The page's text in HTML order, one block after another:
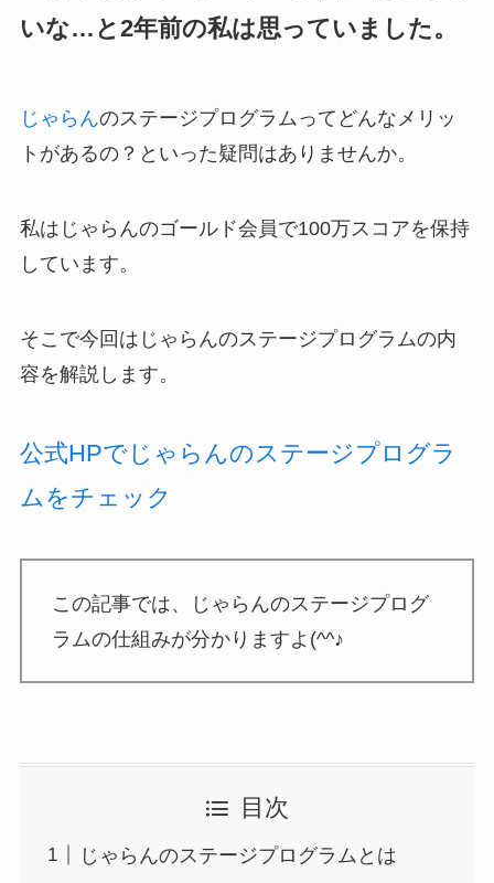
いな…と2年前の私は思っていました。
じゃらんのステージプログラムってどんなメリッ
トがあるの？といった疑問はありませんか。
私はじゃらんのゴールド会員で100万スコアを保持
しています。
そこで今回はじゃらんのステージプログラムの内
容を解説します。
公式HPでじゃらんのステージプログラ
ムをチェック
この記事では、じゃらんのステージプログ
ラムの仕組みが分かりますよ(^^♪
目次
じゃらんのステージプログラムとは